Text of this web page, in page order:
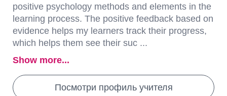
positive psychology methods and elements in the
learning process. The positive feedback based on
evidence helps my learners track their progress,
which helps them see their suc ...
Show more...
Посмотри профиль учителя